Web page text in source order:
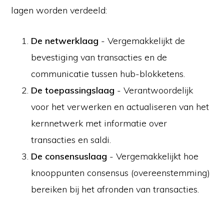
lagen worden verdeeld:
De netwerklaag - Vergemakkelijkt de
bevestiging van transacties en de
communicatie tussen hub-blokketens.
De toepassingslaag - Verantwoordelijk
voor het verwerken en actualiseren van het
kernnetwerk met informatie over
transacties en saldi.
De consensuslaag - Vergemakkelijkt hoe
knooppunten consensus (overeenstemming)
bereiken bij het afronden van transacties.